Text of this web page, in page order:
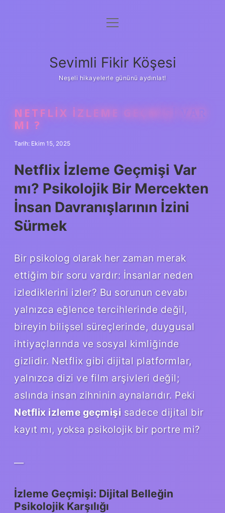
Anasayfa
Yasal Uyarı
menüyü
Sevimli Fikir Köşesi
Neşeli hikayelerle gününü aydınlat!
NETFLIX IZLEME GEÇMIŞI VAR
MI ?
Tarih: Ekim 15, 2025
Netflix İzleme Geçmişi Var
mı? Psikolojik Bir Mercekten
İnsan Davranışlarının İzini
Sürmek
Bir psikolog olarak her zaman merak
ettiğim bir soru vardır: İnsanlar neden
izlediklerini izler? Bu sorunun cevabı
yalnızca eğlence tercihlerinde değil,
bireyin bilişsel süreçlerinde, duygusal
ihtiyaçlarında ve sosyal kimliğinde
gizlidir. Netflix gibi dijital platformlar,
yalnızca dizi ve film arşivleri değil;
aslında insan zihninin aynalarıdır. Peki
Netflix izleme geçmişisadece dijital bir
kayıt mı, yoksa psikolojik bir portre mi?
—
İzleme Geçmişi: Dijital Belleğin
Psikolojik Karşılığı